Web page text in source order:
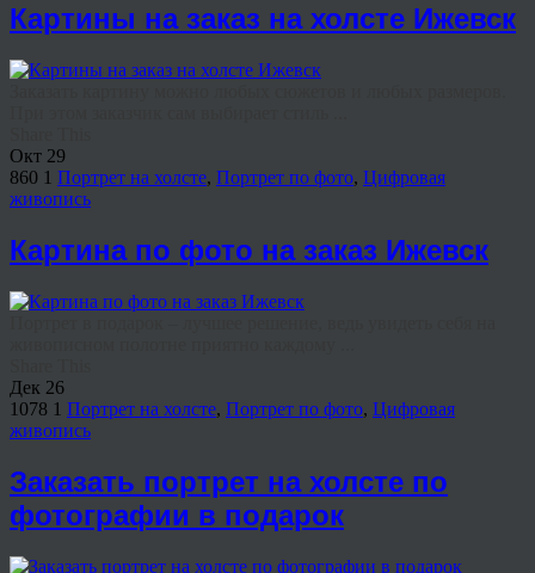
Картины на заказ на холсте Ижевск
Окт 29
860 1 Портрет на холсте, Портрет по фото, Цифровая
живопись
Картина по фото на заказ Ижевск
Дек 26
1078 1 Портрет на холсте, Портрет по фото, Цифровая
живопись
Заказать портрет на холсте по
фотографии в подарок